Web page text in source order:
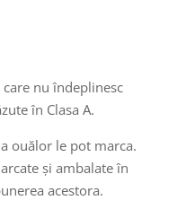
nu îndeplinesc
în Clasa A.
ouălor le pot marca.
și ambalate în
acestora.